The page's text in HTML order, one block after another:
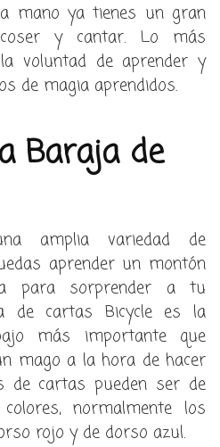
mano ya tienes un gran
y cantar. Lo más
voluntad de aprender y
de magia aprendidos.
Baraja de
amplia variedad de
aprender un montón
para sorprender a tu
de cartas Bicycle es la
más importante que
mago a la hora de hacer
de cartas pueden ser de
normalmente los
rojo y de dorso azul.